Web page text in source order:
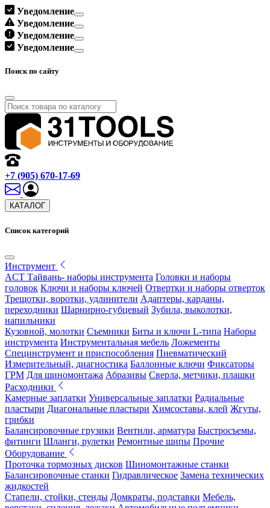
Уведомление
Уведомление
Уведомление
Уведомление
Поиск по сайту
+7 (905) 670-17-69
КАТАЛОГ
Список категорий
Инструмент
ACT Тайвань- наборы инструмента Головки и наборы
головок Ключи и наборы ключей Отвертки и наборы отверток
Трещотки, воротки, удлинители Адаптеры, карданы,
переходники Шарнирно-губцевый Зубила, выколотки,
напильники
Кузовной, молотки Съемники Биты и ключи L-типа Наборы
инструмента Инструментальная мебель Ложементы
Специнструмент и приспособления Пневматический
Измерительный, диагностика Баллонные ключи Фиксаторы
ГРМ Для шиномонтажа Абразивы Сверла, метчики, плашки
Расходники
Камерные заплатки Универсальные заплатки Радиальные
пластыри Диагональные пластыри Химсоставы, клей Жгуты,
грибки
Балансировочные грузики Вентили, арматура Быстросъемы,
фитинги Шланги, рулетки Ремонтные шипы Прочие
Оборудование
Проточка тормозных дисков Шиномонтажные станки
Балансировочные станки Гидравлическое Замена технических
жидкостей
Стапели, стойки, стенды Домкраты, подставки Мебель,